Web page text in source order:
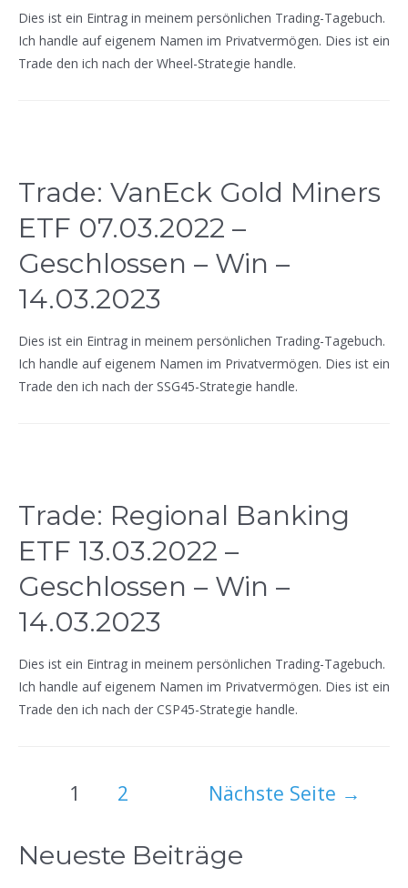
Dies ist ein Eintrag in meinem persönlichen Trading-Tagebuch.
Ich handle auf eigenem Namen im Privatvermögen. Dies ist ein
Trade den ich nach der Wheel-Strategie handle.
Trade: VanEck Gold Miners
ETF 07.03.2022 –
Geschlossen – Win –
14.03.2023
Dies ist ein Eintrag in meinem persönlichen Trading-Tagebuch.
Ich handle auf eigenem Namen im Privatvermögen. Dies ist ein
Trade den ich nach der SSG45-Strategie handle.
Trade: Regional Banking
ETF 13.03.2022 –
Geschlossen – Win –
14.03.2023
Dies ist ein Eintrag in meinem persönlichen Trading-Tagebuch.
Ich handle auf eigenem Namen im Privatvermögen. Dies ist ein
Trade den ich nach der CSP45-Strategie handle.
Seitennummerierung
1 2 Nächste Seite →
Neueste Beiträge